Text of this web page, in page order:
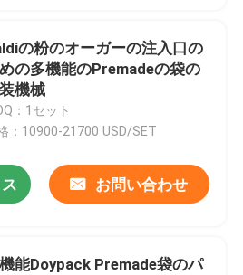
の粉のオーガーの注入口の
の多機能のPremadeの袋の
機械
：1セット
：10900-21700 USD/SET
お問い合わせ
能Doypack Premade袋のパ